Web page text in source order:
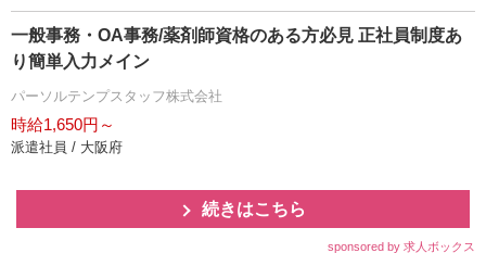
一般事務・OA事務/薬剤師資格のある方必見 正社員制度あ
り簡単入力メイン
パーソルテンプスタッフ株式会社
時給1,650円～
派遣社員 / 大阪府
続きはこちら
sponsored by 求人ボックス